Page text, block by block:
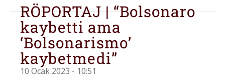
RÖPORTAJ | “Bolsonaro
kaybetti ama
‘Bolsonarismo’
kaybetmedi”
10 Ocak 2023 - 10:51